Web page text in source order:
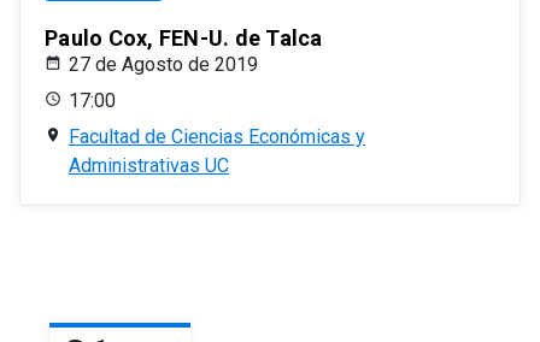
Paulo Cox, FEN-U. de Talca
27 de Agosto de 2019
17:00
Facultad de Ciencias Económicas y
Administrativas UC